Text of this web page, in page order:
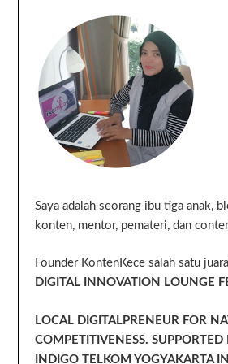
Saya adalah seorang ibu tiga anak,
konten, mentor, pemateri, dan
Founder KontenKece salah satu
DIGITAL INNOVATION LOUNGE
LOCAL DIGITALPRENEUR FOR
COMPETITIVENESS. SUPPORTED
INDIGO TELKOM YOGYAKARTA